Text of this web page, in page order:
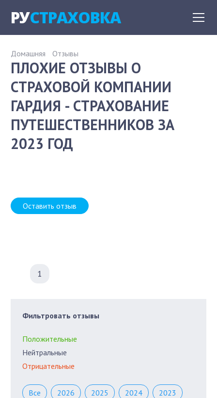
РУСТРАХОВКА
Домашняя Отзывы
ПЛОХИЕ ОТЗЫВЫ О
СТРАХОВОЙ КОМПАНИИ
ГАРДИЯ - СТРАХОВАНИЕ
ПУТЕШЕСТВЕННИКОВ ЗА
2023 ГОД
Оставить отзыв
1
Фильтровать отзывы
Положительные
Нейтральные
Отрицательные
Все 2026 2025 2024 2023